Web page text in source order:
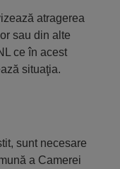
atragerea
sau din alte
ce în acest
situaţia.
sunt necesare
a Camerei